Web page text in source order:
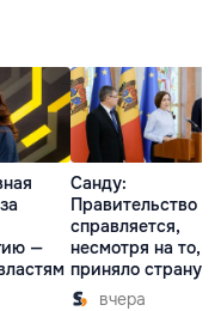
—
Санду:
Правительство
справляется,
несмотря на то,
приняло страну в
разгар кризиса
вчера